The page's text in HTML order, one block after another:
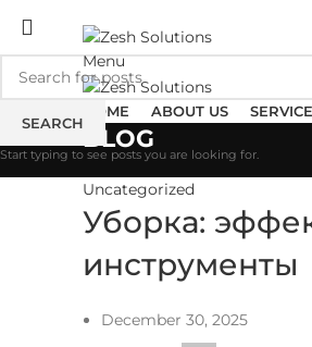
Menu
HOME ABOUT US
BLOG
Uncategorized
Уборка:
инструменты
December 30, 2025
SEARCH
Start typing to see posts you are looking for.